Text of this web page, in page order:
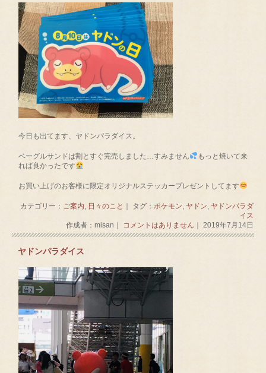
今日も出てます、ヤドンパラダイス。
ベーグルサンドは割とすぐ完売しました…すみません
もっと焼いて来
れば良かったです
お買い上げのお客様に限定オリジナルステッカープレゼントしてます
カテゴリー： ご案内, 日々のこと ｜ タグ： ポケモン, ヤドン, ヤドンパラダ
イス
作成者：misan｜ コメントはありません ｜ 2019年7月14日
ヤドンパラダイス